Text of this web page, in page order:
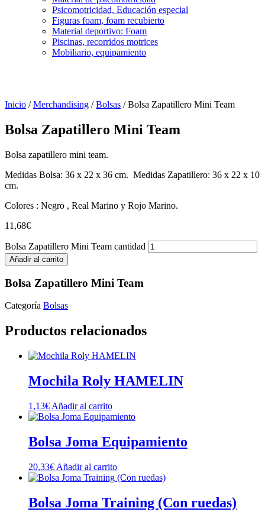
Psicomotricidad, Educación especial
Figuras foam, foam recubierto
Material deportivo: Foam
Piscinas, recorridos motrices
Mobiliario, equipamiento
Inicio /Merchandising /Bolsas / Bolsa Zapatillero Mini Team
Bolsa Zapatillero Mini Team
Bolsa zapatillero mini team.
Medidas Bolsa: 36 x 22 x 36 cm. Medidas Zapatillero: 36 x 22 x 10
cm.
Colores : Negro , Real Marino y Rojo Marino.
11,68€
Bolsa Zapatillero Mini Team cantidad
Añadir al carrito
Bolsa Zapatillero Mini Team
Categoría Bolsas
Productos relacionados
Mochila Roly HAMELIN
1,13€ Añadir al carrito
Bolsa Joma Equipamiento
20,33€ Añadir al carrito
Bolsa Joma Training (Con ruedas)